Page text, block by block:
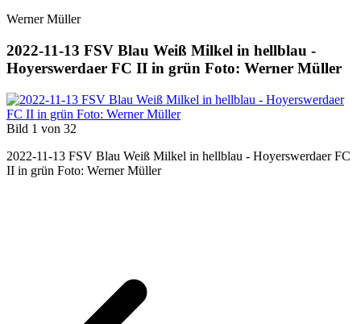
Werner Müller
2022-11-13 FSV Blau Weiß Milkel in hellblau -
Hoyerswerdaer FC II in grün Foto: Werner Müller
Bild 1 von 32
2022-11-13 FSV Blau Weiß Milkel in hellblau - Hoyerswerdaer FC
II in grün Foto: Werner Müller